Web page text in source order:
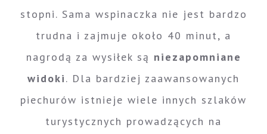
stopni. Sama wspinaczka nie jest bardzo
trudna i zajmuje około 40 minut, a
nagrodą za wysiłek są niezapomniane
widoki. Dla bardziej zaawansowanych
piechurów istnieje wiele innych szlaków
turystycznych prowadzących na